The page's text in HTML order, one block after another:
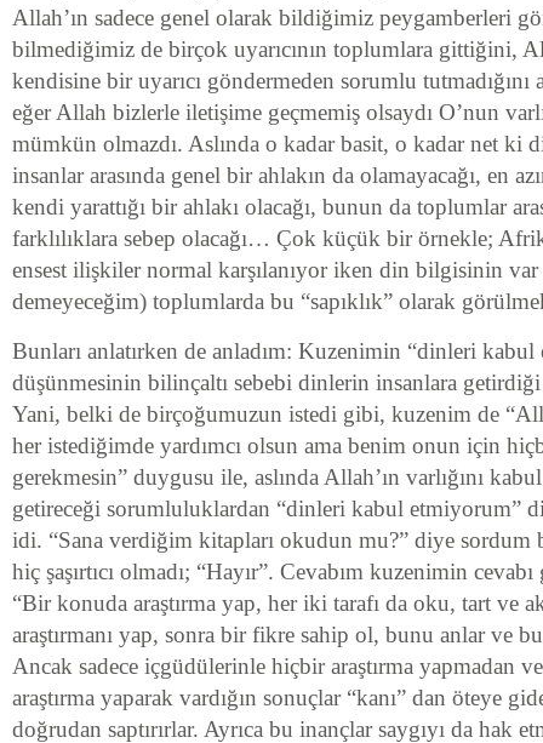
Allah’ın sadece genel olarak bildiğimiz peygamberleri
bilmediğimiz de birçok uyarıcının toplumlara gittiğini,
kendisine bir uyarıcı göndermeden sorumlu tutmadığını
eğer Allah bizlerle iletişime geçmemiş olsaydı O’nun
mümkün olmazdı. Aslında o kadar basit, o kadar net ki
insanlar arasında genel bir ahlakın da olamayacağı, en
kendi yarattığı bir ahlakı olacağı, bunun da toplumlar
farklılıklara sebep olacağı… Çok küçük bir örnekle;
ensest ilişkiler normal karşılanıyor iken din bilgisinin
demeyeceğim) toplumlarda bu “sapıklık” olarak
Bunları anlatırken de anladım: Kuzenimin “dinleri
düşünmesinin bilinçaltı sebebi dinlerin insanlara
Yani, belki de birçoğumuzun istedi gibi, kuzenim de
her istediğimde yardımcı olsun ama benim onun için
gerekmesin” duygusu ile, aslında Allah’ın varlığını
getireceği sorumluluklardan “dinleri kabul etmiyorum”
idi. “Sana verdiğim kitapları okudun mu?” diye sordum
hiç şaşırtıcı olmadı; “Hayır”. Cevabım kuzenimin
“Bir konuda araştırma yap, her iki tarafı da oku, tart ve
araştırmanı yap, sonra bir fikre sahip ol, bunu anlar ve
Ancak sadece içgüdülerinle hiçbir araştırma yapmadan
araştırma yaparak vardığın sonuçlar “kanı” dan öteye
doğrudan saptırırlar. Ayrıca bu inançlar saygıyı da hak